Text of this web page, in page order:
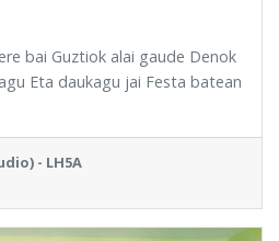
bai Guztiok alai gaude Denok
Eta daukagu jai Festa batean
- LH5A